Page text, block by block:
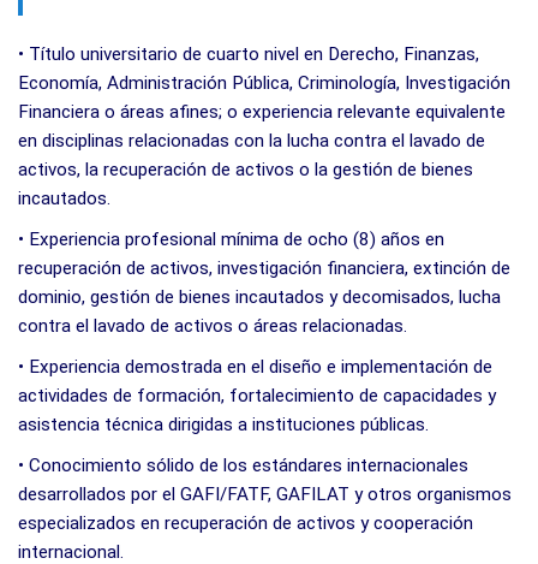
• Título universitario de cuarto nivel en Derecho, Finanzas,
Economía, Administración Pública, Criminología, Investigación
Financiera o áreas afines; o experiencia relevante equivalente
en disciplinas relacionadas con la lucha contra el lavado de
activos, la recuperación de activos o la gestión de bienes
incautados.
• Experiencia profesional mínima de ocho (8) años en
recuperación de activos, investigación financiera, extinción de
dominio, gestión de bienes incautados y decomisados, lucha
contra el lavado de activos o áreas relacionadas.
• Experiencia demostrada en el diseño e implementación de
actividades de formación, fortalecimiento de capacidades y
asistencia técnica dirigidas a instituciones públicas.
• Conocimiento sólido de los estándares internacionales
desarrollados por el GAFI/FATF, GAFILAT y otros organismos
especializados en recuperación de activos y cooperación
internacional.